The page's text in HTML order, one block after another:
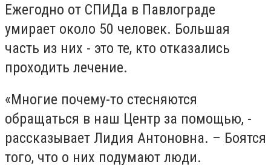
Ежегодно от СПИДа в Павлограде
умирает около 50 человек. Большая
часть из них - это те, кто отказались
проходить лечение.
«Многие почему-то стесняются
обращаться в наш Центр за помощью, -
рассказывает Лидия Антоновна. – Боятся
того, что о них подумают люди.